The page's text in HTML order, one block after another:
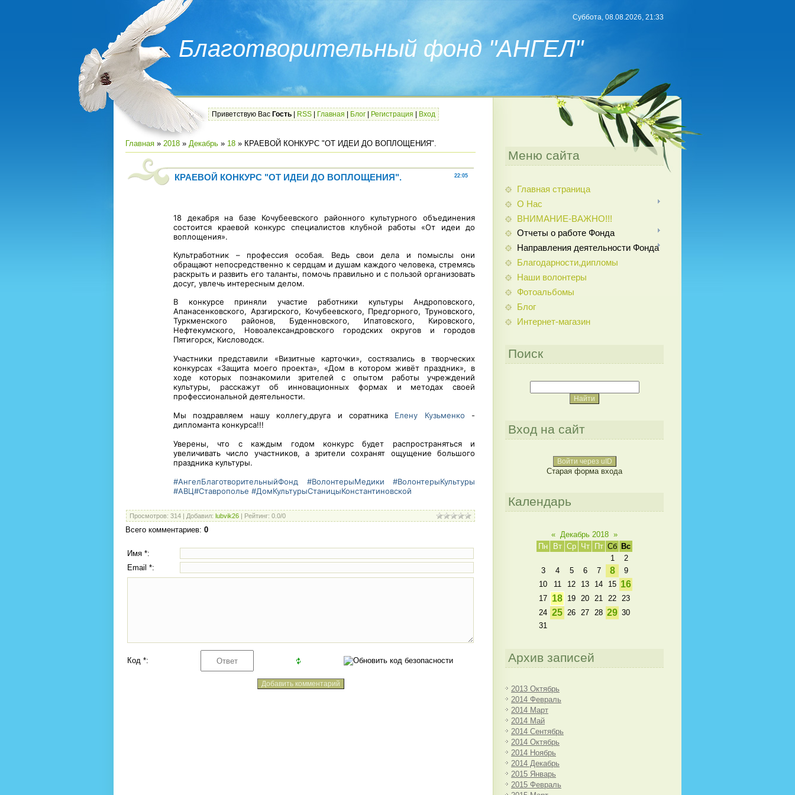
Благотворительный фонд "АНГЕЛ"
Суббота, 08.08.2026, 21:33
Приветствую Вас Гость RSS Главная Блог Регистрация Вход
Главная » 2018 » Декабрь » 18 » КРАЕВОЙ КОНКУРС "ОТ ИДЕИ ДО ВОПЛОЩЕНИЯ".
22:05
КРАЕВОЙ КОНКУРС "ОТ ИДЕИ ДО ВОПЛОЩЕНИЯ".
18 декабря на базе Кочубеевского районного культурного объединения
состоится краевой конкурс специалистов клубной работы «От идеи до
воплощения».
Культработник – профессия особая. Ведь свои дела и помыслы они
обращают непосредственно к сердцам и душам каждого человека, стремясь
раскрыть и развить его таланты, помочь правильно и с пользой организовать
досуг, увлечь интересным делом.
В конкурсе приняли участие работники культуры Андроповского,
Апанасенковского, Арзгирского, Кочубеевского, Предгорного, Труновского,
Туркменского районов, Буденновского, Ипатовского, Кировского,
Нефтекумского, Новоалександровского городских округов и городов
Пятигорск, Кисловодск.
Участники представили «Визитные карточки», состязались в творческих
конкурсах «Защита моего проекта», «Дом в котором живёт праздник», в
ходе которых познакомили зрителей с опытом работы учреждений
культуры, расскажут об инновационных формах и методах своей
профессиональной деятельности.
Мы поздравляем нашу коллегу,друга и соратника Елену Кузьменко -
дипломанта конкурса!!!
Уверены, что с каждым годом конкурс будет распространяться и
увеличивать число участников, а зрители сохранят ощущение большого
праздника культуры.
#АнгелБлаготворительныйФонд
#ВолонтерыМедики
#ВолонтерыКультуры
#АВЦ#Ставрополье #ДомКультурыСтаницыКонстантиновской
Просмотров: 314 Добавил: lubvik26 Рейтинг: 0.0/0
Всего комментариев: 0
Имя *:
Email *:
Код *:
Меню сайта
Главная страница
О Нас
ВНИМАНИЕ-ВАЖНО!!!
Отчеты о работе Фонда
Направления деятельности Фонда
Благодарности,дипломы
Наши волонтеры
Фотоальбомы
Блог
Интернет-магазин
Поиск
Вход на сайт
Войти через uID
Старая форма входа
Календарь
« Декабрь 2018 »
Пн
Вт Ср Чт Пт Сб Вс
1
2
3
4 5 6 7 8
9
10
11 12 13 14 15 16
17 18 19 20 21 22 23
24 25 26 27 28 29 30
31
Архив записей
2013 Октябрь
2014 Февраль
2014 Март
2014 Май
2014 Сентябрь
2014 Октябрь
2014 Ноябрь
2014 Декабрь
2015 Январь
2015 Февраль